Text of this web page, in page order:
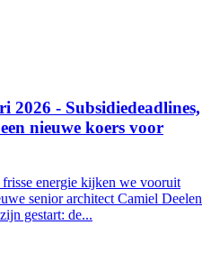
2026 - Subsidiedeadlines,
nieuwe koers voor
energie kijken we vooruit
senior architect Camiel Deelen
gestart: de...